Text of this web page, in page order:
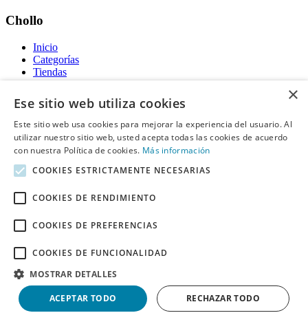
Chollo
Inicio
Categorías
Tiendas
Gratis
Acerca de
Sobre nosotros
Contacto
Información legal
Declaración de cookies
Descargo de Responsabilidad
Derechos de autor ©Chollo2026. Todos los derechos quedan
reservados.
×
Ese sitio web utiliza cookies
Este sitio web usa cookies para mejorar la experiencia del usuario. Al
utilizar nuestro sitio web, usted acepta todas las cookies de acuerdo
con nuestra Política de cookies. Más información
COOKIES ESTRICTAMENTE NECESARIAS
COOKIES DE RENDIMIENTO
COOKIES DE PREFERENCIAS
COOKIES DE FUNCIONALIDAD
MOSTRAR DETALLES
ACEPTAR TODO RECHAZAR TODO